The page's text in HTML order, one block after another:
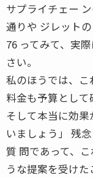
サプライチェー
通りや ジレット
76 ってみて、実
さい。
私のほうでは、
料金も予算として
そして本当に効
いましょう」 残
質 問であって、
うな提案を受けた